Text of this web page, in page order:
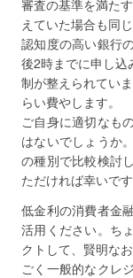
審査の基準を満た
えていた場合も同
認知度の高い銀行
後2時までに申し込
制が整えられてい
らい費やします。
ご自身に適切なも
はないでしょうか
の種別で比較検討
ただければ幸いです
低金利の消費者金
活用ください。ち
クトして、賢明な
ごく一般的なクレ